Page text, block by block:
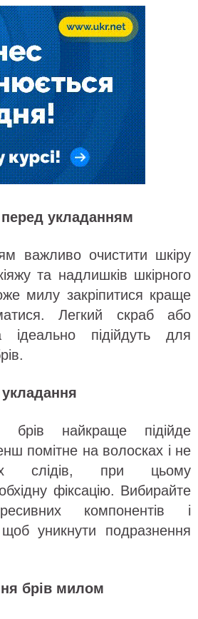
перед укладанням
важливо очистити шкіру
та надлишків шкірного
милу закріпитися краще
Легкий скраб або
ідеально підійдуть для
брів найкраще підійде
помітне на волосках і не
слідів, при цьому
фіксацію. Вибирайте
компонентів і
щоб уникнути подразнення
брів милом